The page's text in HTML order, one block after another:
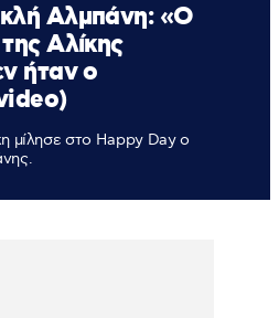
Αλμπάνη: «Ο
Αλίκης
ήταν ο
μίλησε στο Happy Day ο